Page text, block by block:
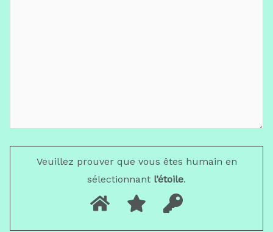
Veuillez prouver que vous êtes humain en
sélectionnant l’étoile.